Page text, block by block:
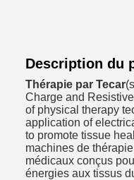
Description du
Thérapie par Tecar
Charge and
of physical therapy
application of
to promote tissue
machines de
médicaux conçus
énergies aux tissus